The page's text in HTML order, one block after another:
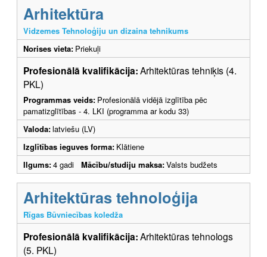
Arhitektūra
Vidzemes Tehnoloģiju un dizaina tehnikums
Norises vieta: Priekuļi
Profesionālā kvalifikācija:Arhitektūras tehniķis (4.
PKL)
Programmas veids: Profesionālā vidējā izglītība pēc
pamatizglītības - 4. LKI (programma ar kodu 33)
Valoda:latviešu (LV)
Izglītības ieguves forma: Klātiene
Ilgums:4 gadi Mācību/studiju maksa:Valsts budžets
Arhitektūras tehnoloģija
Rīgas Būvniecības koledža
Profesionālā kvalifikācija:Arhitektūras tehnologs
(5. PKL)